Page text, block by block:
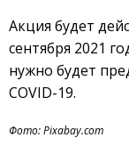
Акция будет
сентября 2021
нужно будет
COVID-19.
Фото: Pixabay.com